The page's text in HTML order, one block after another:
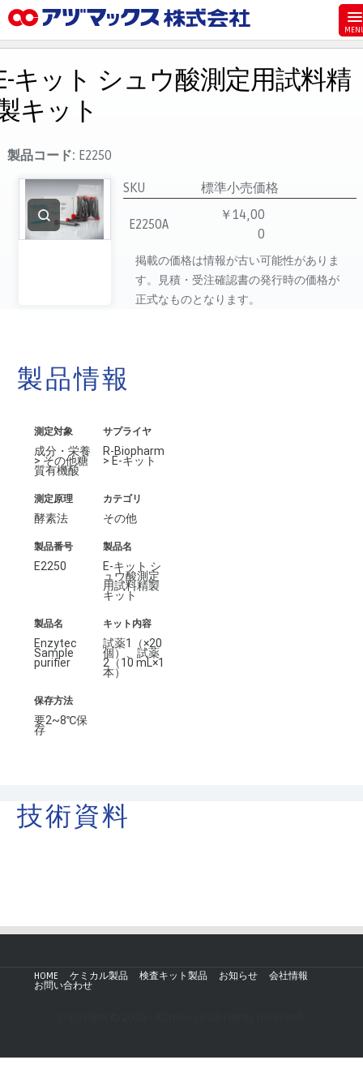
お気に入り
お買い物カゴ
ご注文
マイページ
主要取扱ブランド
代理店一覧
キット シュウ酸測定用試料精
キット
製品コード: E2250
SKU
標準小売価格
E2250A
￥14,00
0
掲載の価格は情報が古い可能性がありま
す。見積・受注確認書の発行時の価格が
正式なものとなります。
製品情報
測定対象
成分・栄養
> その他糖
質有機酸
サプライヤ
R-Biopharm
> E-キット
測定原理
酵素法
カテゴリ
その他
製品番号
E2250
製品名
E-キット シ
ュウ酸測定
用試料精製
キット
製品名
Enzytec
Sample
purifier
キット内容
試薬1（×20
個）、試薬
2（10 mL×1
本）
保存方法
要2~8℃保
存
技術資料
HOME ケミカル製品 検査キット製品 お知らせ
会社情報
お問い合わせ